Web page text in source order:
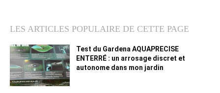
LES ARTICLES POPULAIRE DE CETTE PAGE
Test du Gardena AQUAPRECISE
ENTERRÉ : un arrosage discret et
autonome dans mon jardin